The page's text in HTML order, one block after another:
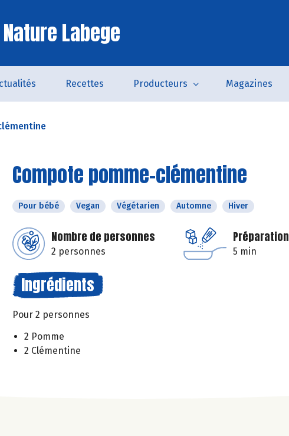
Labege
Recettes Producteurs Magazines
Compote pomme-clémentine
Pour bébé Vegan Végétarien Automne Hiver
Nombre de personnes
2 personnes
Préparation
5 min
Ingrédients
Pour 2 personnes
2 Pomme
2 Clémentine